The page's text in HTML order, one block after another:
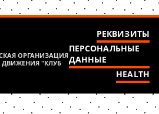
ОРГАНИЗАЦИЯ
ДВИЖЕНИЯ "КЛУБ
РЕКВИЗИТЫ
ПЕРСОНАЛЬНЫЕ
ДАННЫЕ
HEALTH